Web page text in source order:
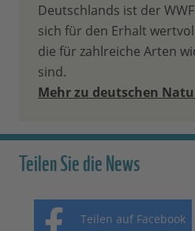
Deutschlands ist der
sich für den Erhalt
die für zahlreiche Arten
sind.
Mehr zu deutschen
Teilen Sie die News
Teilen auf Facebook